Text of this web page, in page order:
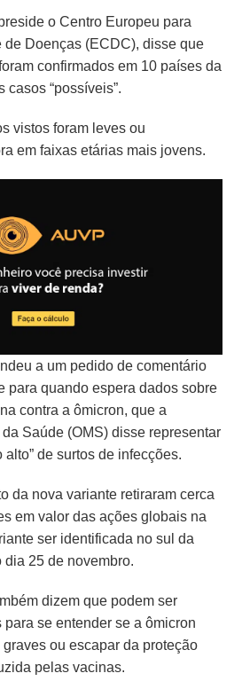
o Centro Europeu para
Doenças (ECDC), disse que
confirmados em 10 países da
“possíveis”.
vistos foram leves ou
em faixas etárias mais jovens.
a um pedido de comentário
para quando espera dados sobre
contra a ômicron, que a
Saúde (OMS) disse representar
de surtos de infecções.
da nova variante retiraram cerca
em valor das ações globais na
ser identificada no sul da
25 de novembro.
dizem que podem ser
se entender se a ômicron
ou escapar da proteção
pelas vacinas.